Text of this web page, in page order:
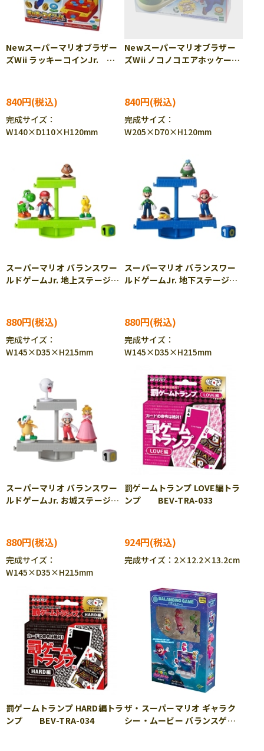
Newスーパーマリオブラザー
ズWii ラッキーコインJr.
840円
完成サイズ：
W140×D110×H120mm
Newスーパーマリオブラザー
ズWii ノコノコエアホッケー
840円
完成サイズ：
W205×D70×H120mm
スーパーマリオ バランスワー
ルドゲームJr. 地上ステージ
880円
完成サイズ：
W145×D35×H215mm
スーパーマリオ バランスワー
ルドゲームJr. 地下ステージ
880円
完成サイズ：
W145×D35×H215mm
スーパーマリオ バランスワー
ルドゲームJr. お城ステージ
880円
完成サイズ：
W145×D35×H215mm
罰ゲームトランプ LOVE編トラ
ンプ BEV-TRA-033
924円
完成サイズ：2×12.2×13.2cm
罰ゲームトランプ HARD編トラ
ンプ BEV-TRA-034
ザ・スーパーマリオ ギャラク
シー・ムービー バランスゲー